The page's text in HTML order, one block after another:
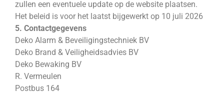
zullen een eventuele update op de website plaatsen.
Het beleid is voor het laatst bijgewerkt op 10 juli 2026
5. Contactgegevens
Deko Alarm & Beveiligingstechniek BV
Deko Brand & Veiligheidsadvies BV
Deko Bewaking BV
R. Vermeulen
Postbus 164